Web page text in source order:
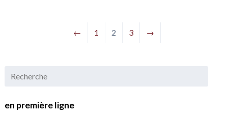
← 1 2 3 →
en première ligne